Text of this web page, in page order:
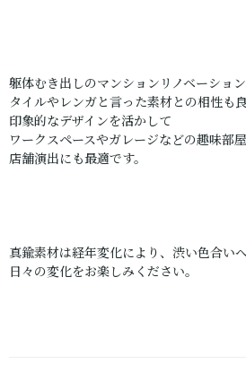
躯体むき出しのマンションリノベーション
タイルやレンガと言った素材との相性も良
印象的なデザインを活かして
ワークスペースやガレージなどの趣味部屋
店舗演出にも最適です。
真鍮素材は経年変化により、渋い色合い
日々の変化をお楽しみください。